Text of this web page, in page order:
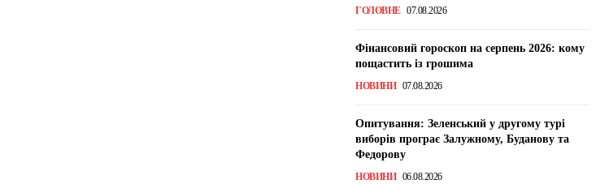
ГОЛОВНЕ 07.08.2026
Фінансовий гороскоп на серпень 2026: кому
пощастить із грошима
НОВИНИ 07.08.2026
Опитування: Зеленський у другому турі
виборів програє Залужному, Буданову та
Федорову
НОВИНИ 06.08.2026